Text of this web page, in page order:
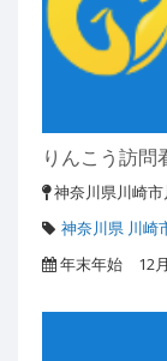
りんこう訪問
神奈川県川崎
神奈川県 川崎
年末年始 12